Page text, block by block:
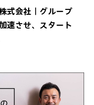
式会社｜グループ
速させ、スタート